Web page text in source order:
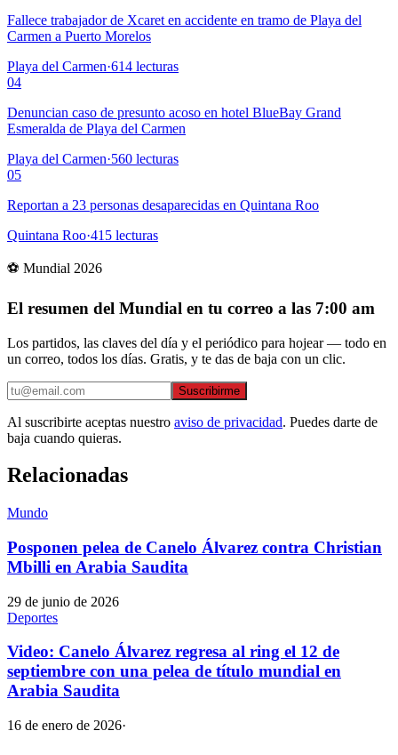
Fallece trabajador de Xcaret en accidente en tramo de Playa del
Carmen a Puerto Morelos
Playa del Carmen·614 lecturas
04
Denuncian caso de presunto acoso en hotel BlueBay Grand
Esmeralda de Playa del Carmen
Playa del Carmen·560 lecturas
05
Reportan a 23 personas desaparecidas en Quintana Roo
Quintana Roo·415 lecturas
⚽ Mundial 2026
El resumen del Mundial en tu correo a las 7:00 am
Los partidos, las claves del día y el periódico para hojear — todo en
un correo, todos los días. Gratis, y te das de baja con un clic.
Suscribirme
Al suscribirte aceptas nuestro aviso de privacidad. Puedes darte de
baja cuando quieras.
Relacionadas
Mundo
Posponen pelea de Canelo Álvarez contra Christian
Mbilli en Arabia Saudita
29 de junio de 2026
Deportes
Video: Canelo Álvarez regresa al ring el 12 de
septiembre con una pelea de título mundial en
Arabia Saudita
16 de enero de 2026·